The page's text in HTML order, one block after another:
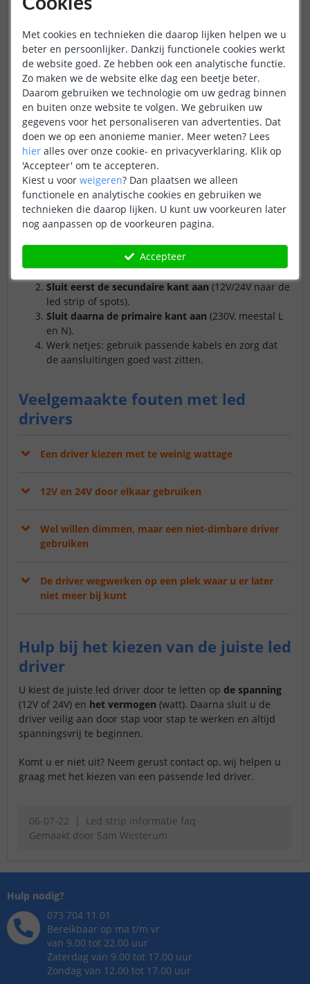
Vermogen berekenen bij led spots
Formule: aantal spots × watt per spot = totaal watt
Formule : aantal of meters × watt
Led driver aansluiten zonder
technische kennis
Een led driver aansluiten is vaak eenvoudiger dan u denkt,
zolang u veilig en stap voor stap werkt.
Schakel de stroom uitin de meterkast en
controleer of alles spanningsvrij is.
Sluit eerst de secundaire kant aan (12V/24V naar de
led strip of spots).
Sluit daarna de primaire kant aan (230V, meestal L
en N).
Werk netjes: gebruik passende kabels en zorg dat
de aansluitingen goed vast zitten.
Veelgemaakte fouten met led
drivers
Een driver kiezen met te weinig wattage
12V en 24V door elkaar gebruiken
Wel willen dimmen, maar een niet-dimbare driver
gebruiken
De driver wegwerken op een plek waar u er later
niet meer bij kunt
Hulp bij het kiezen van de juiste led
driver
U kiest de juiste led driver door te letten op de spanning
(12V of 24V) en het vermogen (watt). Daarna sluit u de
driver veilig aan door stap voor stap te werken en altijd
spanningsvrij te beginnen.
Komt u er niet uit? Neem gerust contact op, wij helpen u
graag met het kiezen van een passende led driver.
06-07-22
Led strip informatie faq
Gemaakt door Sam Westerum
Hulp nodig?
073 704 11 01
Bereikbaar op ma t/m vr
van 9.00 tot 22.00 uur
Zaterdag van 9.00 tot 17.00 uur
Zondag van 12.00 tot 17.00 uur
Met cookies en technieken die daarop lijken helpen we u
beter en persoonlijker. Dankzij functionele cookies werkt
de website goed. Ze hebben ook een analytische functie.
Zo maken we de website elke dag een beetje beter.
Daarom gebruiken we technologie om uw gedrag binnen
en buiten onze website te volgen. We gebruiken uw
gegevens voor het personaliseren van advertenties. Dat
doen we op een anonieme manier. Meer weten? Lees
hier alles over onze cookie- en privacyverklaring. Klik op
'Accepteer' om te accepteren.
Kiest u voor weigeren? Dan plaatsen we alleen
functionele en analytische cookies en gebruiken we
technieken die daarop lijken. U kunt uw voorkeuren later
nog aanpassen op de voorkeuren pagina.
Accepteer